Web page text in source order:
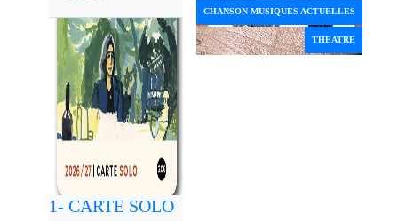
CHANSON MUSIQUES ACTUELLES
THEATRE
L'ECOLE DES FEMMES
1- CARTE SOLO